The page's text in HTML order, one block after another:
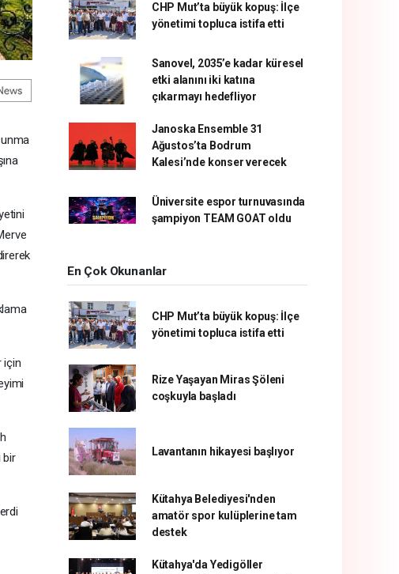
için
bir
CHP Mut’ta büyük kopuş: İlçe
yönetimi topluca istifa etti
Sanovel, 2035’e kadar küresel
etki alanını iki katına
çıkarmayı hedefliyor
Janoska Ensemble 31
Ağustos’ta Bodrum
Kalesi’nde konser verecek
Üniversite espor turnuvasında
şampiyon TEAM GOAT oldu
En Çok Okunanlar
CHP Mut’ta büyük kopuş: İlçe
yönetimi topluca istifa etti
Rize Yaşayan Miras Şöleni
coşkuyla başladı
Lavantanın hikayesi başlıyor
Kütahya Belediyesi'nden
amatör spor kulüplerine tam
destek
Kütahya'da Yedigöller